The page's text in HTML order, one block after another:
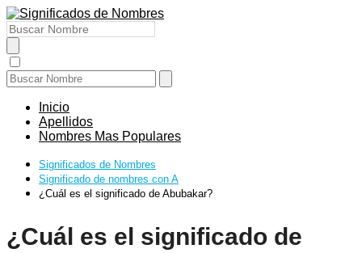
Inicio
Apellidos
Nombres Mas Populares
Significados de Nombres
Significado de nombres con A
¿Cuál es el significado de Abubakar?
¿Cuál es el significado de